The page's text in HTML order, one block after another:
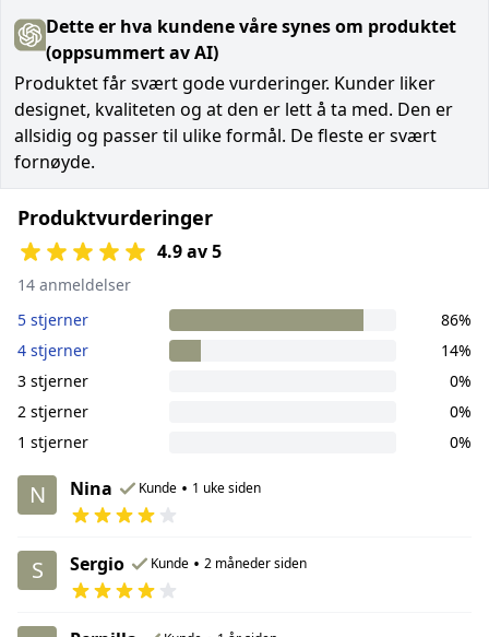
Dette er hva kundene våre synes om produktet
(oppsummert av AI)
Produktet får svært gode vurderinger. Kunder liker
designet, kvaliteten og at den er lett å ta med. Den er
allsidig og passer til ulike formål. De fleste er svært
fornøyde.
Produktvurderinger
4.9 av 5
14 anmeldelser
5 stjerner
86%
4 stjerner
14%
3 stjerner
0%
2 stjerner
0%
1 stjerner
0%
N Nina Kunde • 1 uke siden
S Sergio Kunde • 2 måneder siden